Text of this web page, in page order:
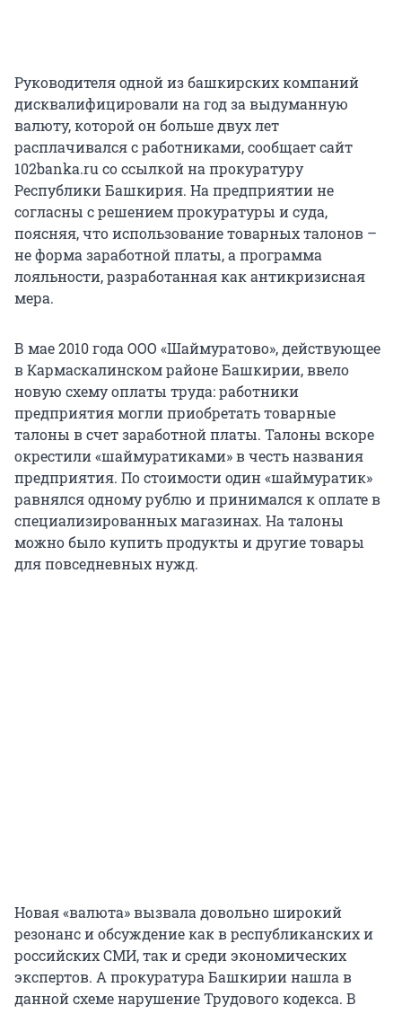
Руководителя одной из башкирских компаний
дисквалифицировали на год за выдуманную
валюту, которой он больше двух лет
расплачивался с работниками, сообщает сайт
102banka.ru со ссылкой на прокуратуру
Республики Башкирия. На предприятии не
согласны с решением прокуратуры и суда,
поясняя, что использование товарных талонов –
не форма заработной платы, а программа
лояльности, разработанная как антикризисная
мера.
В мае 2010 года ООО «Шаймуратово», действующее
в Кармаскалинском районе Башкирии, ввело
новую схему оплаты труда: работники
предприятия могли приобретать товарные
талоны в счет заработной платы. Талоны вскоре
окрестили «шаймуратиками» в честь названия
предприятия. По стоимости один «шаймуратик»
равнялся одному рублю и принимался к оплате в
специализированных магазинах. На талоны
можно было купить продукты и другие товары
для повседневных нужд.
Новая «валюта» вызвала довольно широкий
резонанс и обсуждение как в республиканских и
российских СМИ, так и среди экономических
экспертов. А прокуратура Башкирии нашла в
данной схеме нарушение Трудового кодекса. В